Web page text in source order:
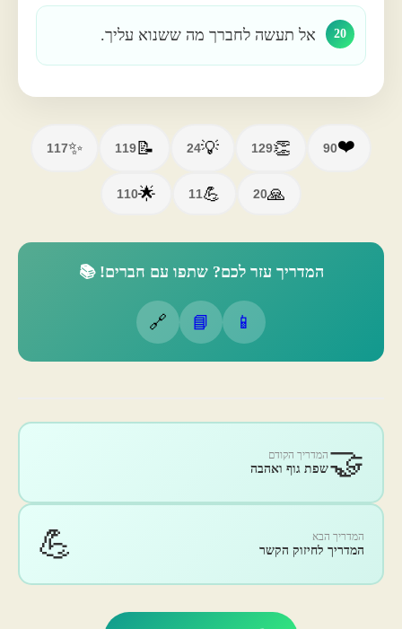
20 אל תעשה לחברך מה ששנוא עליך.
❤️
90
👏
129
💡
24
📝
119
✨
117
🙏
20
💪
11
🌟
110
המדריך עזר לכם? שתפו עם חברים! 📚
📱
📘
🔗
🤝 המדריך הקודם
שפת גוף ואהבה
המדריך הבא
המדריך לחיזוק הקשר 💪